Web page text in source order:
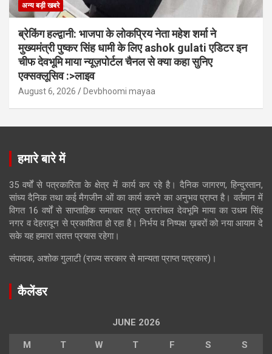
अन्य बड़ी खबरे
ब्रेकिंग हल्द्वानी: भाजपा के लोकप्रिय नेता महेश शर्मा ने
मुख्यमंत्री पुष्कर सिंह धामी के लिए ashok gulati एडिटर इन
चीफ देवभूमि माया न्यूज़पोर्टल चैनल से क्या कहा सुनिए
एक्सक्लूसिव :>लाइव
August 6, 2026 Devbhoomi mayaa
हमारे बारे में
35 वर्षों से पत्रकारिता के क्षेत्र में कार्य कर रहे है। दैनिक जागरण, हिन्दुस्तान,
सांध्य दैनिक तथा कई मैगजीन ओं का कार्य करने का अनुभव प्राप्त है। वर्तमान में
विगत 16 वर्षों से साप्ताहिक समाचार पत्र उत्तरांचल देवभूमि माया का उधम सिंह
नगर व देहरादून से प्रकाशिता हो रहा है। निर्भय व निष्पक्ष ख़बरों को नया आयाम दे
सके यह हमारा सतत्त प्रयास रहेगा।
संपादक, अशोक गुलाटी (राज्य सरकार से मान्यता प्राप्त पत्रकार)।
कैलेंडर
JUNE 2026
M T W T F S S